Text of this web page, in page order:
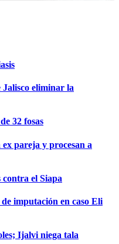
eliminar la
32 fosas
pareja y procesan a
el Siapa
imputación en caso Eli
Ijalvi niega tala